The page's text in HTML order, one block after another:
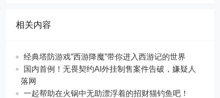
相关内容
经典塔防游戏”西游降魔”带你进入西游记的世界
国内首例！无畏契约AI外挂制售案件告破，嫌疑人
落网
一起帮助在火锅中无助漂浮着的招财猫钓鱼吧！